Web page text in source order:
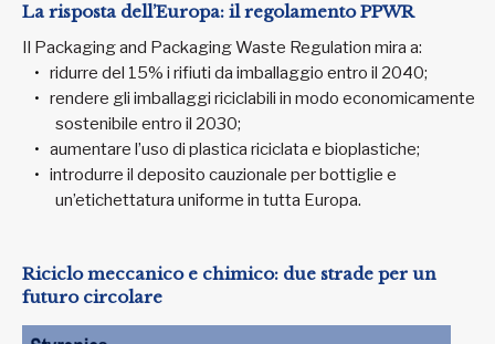
La risposta dell’Europa: il regolamento PPWR
Il Packaging and Packaging Waste Regulation mira a:
ridurre del 15% i rifiuti da imballaggio entro il 2040;
rendere gli imballaggi riciclabili in modo economicamente
sostenibile entro il 2030;
aumentare l’uso di plastica riciclata e bioplastiche;
introdurre il deposito cauzionale per bottiglie e
un’etichettatura uniforme in tutta Europa.
Riciclo meccanico e chimico: due strade per un
futuro circolare